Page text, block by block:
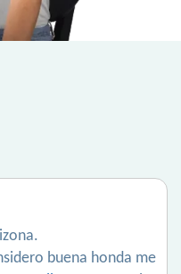
buena honda me